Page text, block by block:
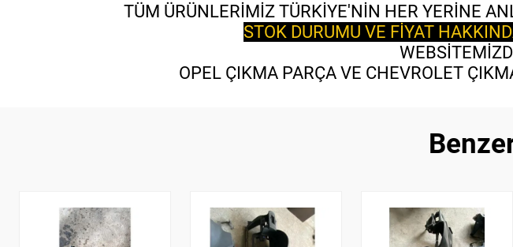
TÜM ÜRÜNLERİMİZ TÜRKİYE'NİN HER YERİNE
STOK DURUMU VE FİYAT
OPEL ÇIKMA PARÇA VE CHEVROLET